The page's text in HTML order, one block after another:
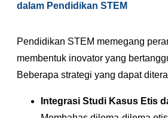
dalam Pendidikan STEM
Pendidikan STEM memegang
membentuk inovator yang
Beberapa strategi yang dapat
Integrasi Studi Kasus Etis